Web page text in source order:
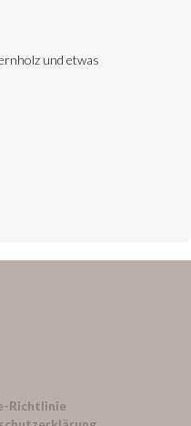
und etwas
Richtlinie